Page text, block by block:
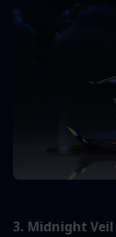
3. Midnight Veil